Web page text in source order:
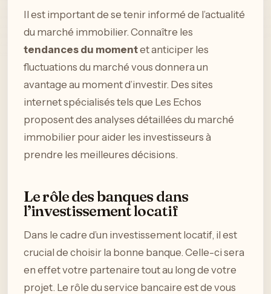
Il est important de se tenir informé de l’actualité
du marché immobilier. Connaître les
tendances du momentet anticiper les
fluctuations du marché vous donnera un
avantage au moment d’investir. Des sites
internet spécialisés tels que Les Echos
proposent des analyses détaillées du marché
immobilier pour aider les investisseurs à
prendre les meilleures décisions.
Le rôle des banques dans
l’investissement locatif
Dans le cadre d’un investissement locatif, il est
crucial de choisir la bonne banque. Celle-ci sera
en effet votre partenaire tout au long de votre
projet. Le rôle du service bancaire est de vous